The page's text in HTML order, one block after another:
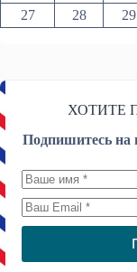
27
28 29
ХОТИТЕ
Подпишитесь на